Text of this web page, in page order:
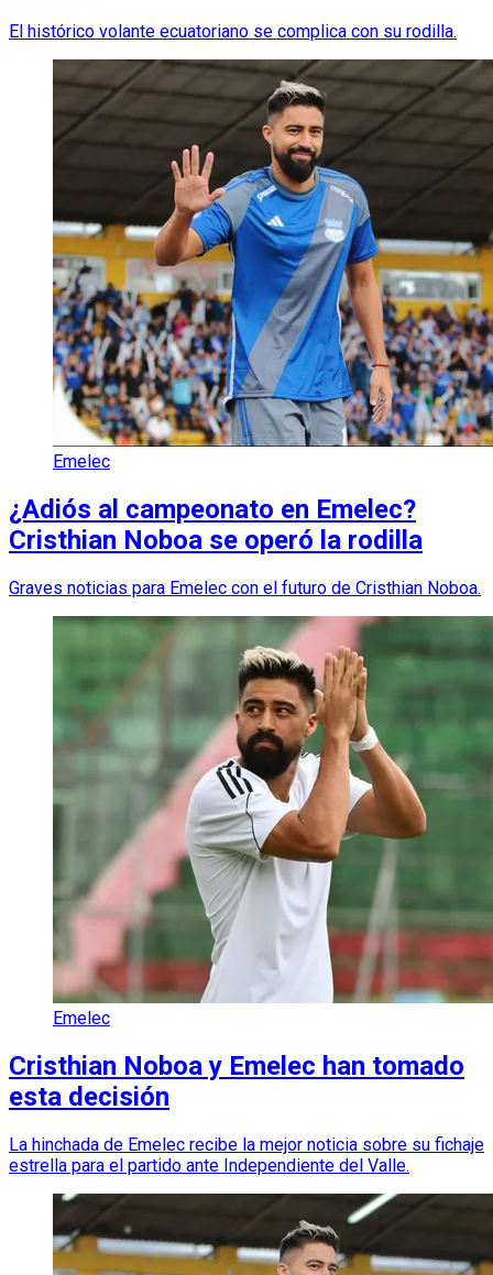
El histórico volante ecuatoriano se complica con su rodilla.
Emelec
¿Adiós al campeonato en Emelec?
Cristhian Noboa se operó la rodilla
Graves noticias para Emelec con el futuro de Cristhian Noboa.
Emelec
Cristhian Noboa y Emelec han tomado
esta decisión
La hinchada de Emelec recibe la mejor noticia sobre su fichaje
estrella para el partido ante Independiente del Valle.